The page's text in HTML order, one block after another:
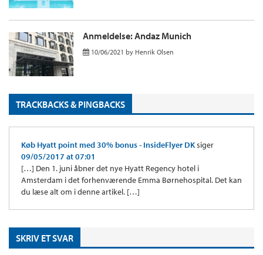
Anmeldelse: Andaz Munich
10/06/2021 by Henrik Olsen
TRACKBACKS & PINGBACKS
Køb Hyatt point med 30% bonus - InsideFlyer DKsiger
09/05/2017 at 07:01
[…] Den 1. juni åbner det nye Hyatt Regency hotel i
Amsterdam i det forhenværende Emma Børnehospital. Det kan
du læse alt om i denne artikel. […]
SKRIV ET SVAR